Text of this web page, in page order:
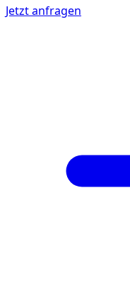
Jetzt anfragen